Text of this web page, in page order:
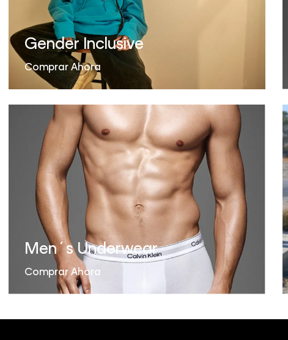
Gender Inclusive
Comprar Ahora
Men´s Underwear
Comprar Ahora